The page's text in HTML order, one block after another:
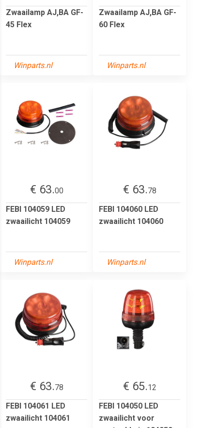
Zwaailamp AJ,BA GF-
45 Flex
Winparts.nl
Zwaailamp AJ,BA GF-
60 Flex
Winparts.nl
€ 63.00
FEBI 104059 LED
zwaailicht 104059
Winparts.nl
€ 63.78
FEBI 104060 LED
zwaailicht 104060
Winparts.nl
€ 63.78
FEBI 104061 LED
zwaailicht 104061
€ 65.12
FEBI 104050 LED
zwaailicht voor